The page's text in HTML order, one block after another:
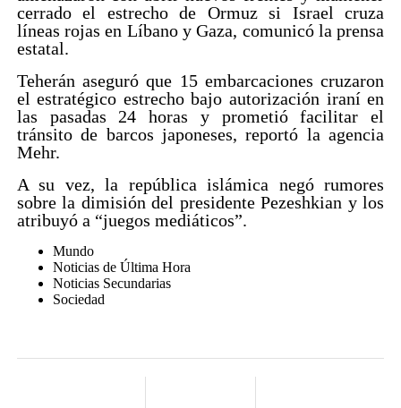
cerrado el estrecho de Ormuz si Israel cruza
líneas rojas en Líbano y Gaza, comunicó la prensa
estatal.
Teherán aseguró que 15 embarcaciones cruzaron
el estratégico estrecho bajo autorización iraní en
las pasadas 24 horas y prometió facilitar el
tránsito de barcos japoneses, reportó la agencia
Mehr.
A su vez, la república islámica negó rumores
sobre la dimisión del presidente Pezeshkian y los
atribuyó a “juegos mediáticos”.
Mundo
Noticias de Última Hora
Noticias Secundarias
Sociedad